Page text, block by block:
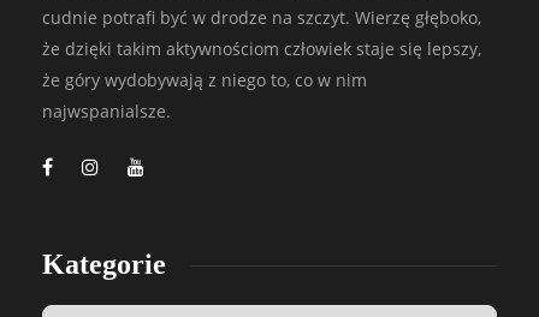
cudnie potrafi być w drodze na szczyt. Wierzę głęboko,
że dzięki takim aktywnościom człowiek staje się lepszy,
że góry wydobywają z niego to, co w nim
najwspanialsze.
Kategorie